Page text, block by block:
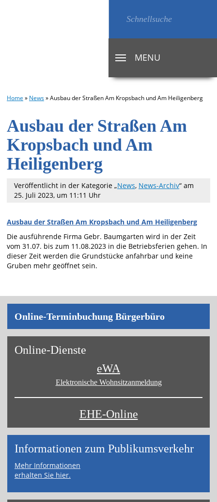
TOGGLE
NAVIGATION
MENU
On­line-Ter­min­bu­chung Bür­ger­bü­ro
On­line-Diens­te
eWA
Elektronische Wohnsitz­anmeldung
EHE-Online
Informa­tionen zum Publikums­­verkehr
Mehr Informationen
erhalten Sie hier.
Home » News»Ausbau der Straßen Am Kropsbach und Am Heiligenberg
Ausbau der Straßen Am
Kropsbach und Am
Heiligenberg
Veröffentlicht in der Kategorie „News, News-Archiv“ am
25. Juli 2023, um 11:11 Uhr
Ausbau der Straßen Am Kropsbach und Am Heiligenberg
Die ausführende Firma Gebr. Baumgarten wird in der Zeit
vom 31.07. bis zum 11.08.2023 in die Betriebsferien gehen. In
dieser Zeit werden die Grundstücke anfahrbar und keine
Gruben mehr geöffnet sein.